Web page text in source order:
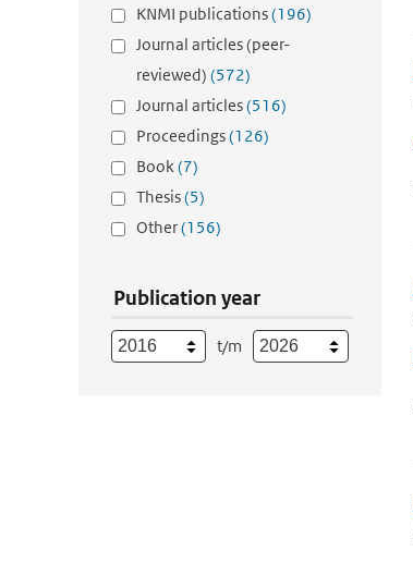
KNMI publications(196)
Journal articles (peer-
reviewed) (572)
Journal articles(516)
Proceedings(126)
Book(7)
Thesis(5)
Other(156)
Publication year
t/m